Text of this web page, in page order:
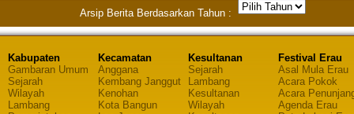
Arsip Berita Berdasarkan Tahun :
Kabupaten
Gambaran Umum
Sejarah
Wilayah
Lambang
Kecamatan
Anggana
Kembang Janggut
Kenohan
Kota Bangun
Kesultanan
Sejarah
Lambang
Kesultanan
Wilayah
Festival Erau
Asal Mula Erau
Acara Pokok
Acara
Agenda Erau